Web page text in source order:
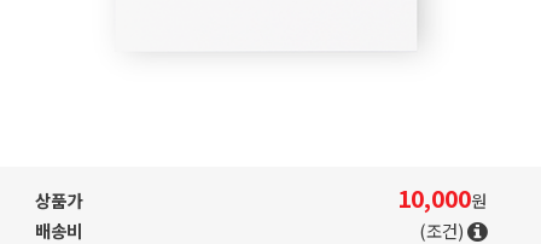
상품가 10,000원
배송비
(조건)